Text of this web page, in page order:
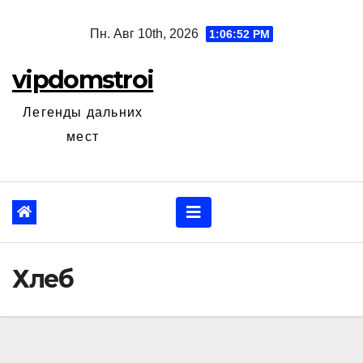
Пн. Авг 10th, 2026 1:06:53 PM
vipdomstroi
Легенды дальних
мест
Хлеб